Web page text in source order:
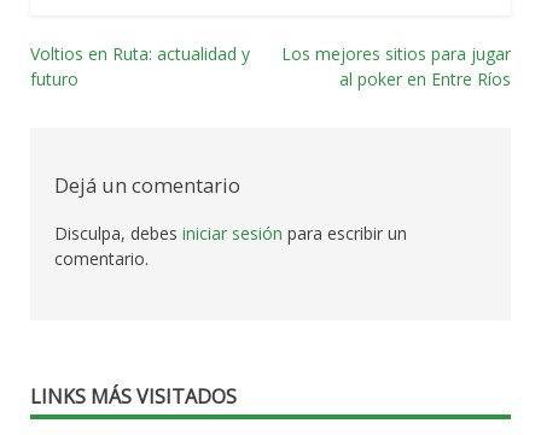
Navegación
entradas
Voltios en Ruta: actualidad y
futuro
Los mejores sitios para jugar
al poker en Entre Ríos
Dejá un comentario
Disculpa, debes iniciar sesión para escribir un
comentario.
LINKS MÁS VISITADOS